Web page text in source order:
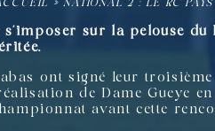
» NATIONAL 2 : LE RC
s’imposer sur la pelouse
ont signé leur
de Dame Gueye
avant cette